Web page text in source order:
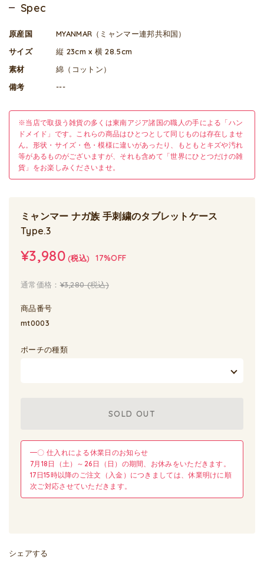
Spec
原産国
MYANMAR（ミャンマー連邦共和国）
サイズ
縦 23cm x 横 28.5cm
素材
綿（コットン）
備考
---
※当店で取扱う雑貨の多くは東南アジア諸国の職人の手による「ハン
ドメイド」です。これらの商品はひとつとして同じものは存在しませ
ん。形状・サイズ・色・模様に違いがあったり、もともとキズや汚れ
等があるものがございますが、それも含めて「世界にひとつだけの雑
貨」をお楽しみくださいませ。
ミャンマー ナガ族 手刺繍のタブレットケース
Type.3
¥3,980(税込) 17%OFF
通常価格：¥3,280(税込)
商品番号
mt0003
ポーチの種類
SOLD OUT
━〇 仕入れによる休業日のお知らせ
7月18日（土）～26日（日）の期間、お休みをいただきます。
17日15時以降のご注文（入金）につきましては、休業明けに順
次ご対応させていただきます。
シェアする